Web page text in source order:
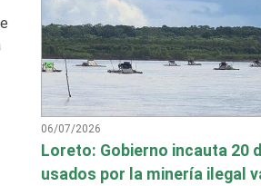
06/07/2026
Loreto: Gobierno incauta 20
usados por la minería ilegal